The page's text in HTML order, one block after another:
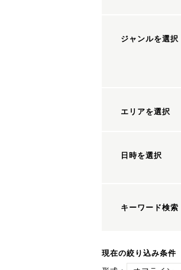
ジャンルを選択
エリアを選択
日時を選択
キーワード検索
現在の絞り込み条件